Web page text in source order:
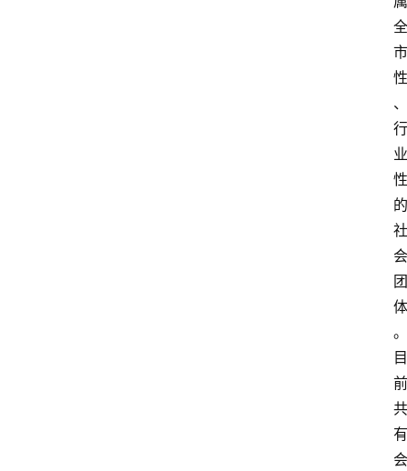
全
市
性
、
行
业
性
的
社
会
团
体
。
目
前
共
有
会